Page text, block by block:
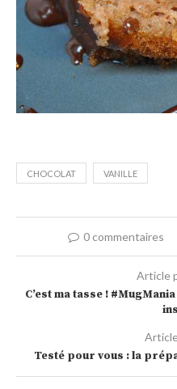
CHOCOLAT VANILLE
0 commentaires
Article
C’est ma tasse !
Testé pour vous : la